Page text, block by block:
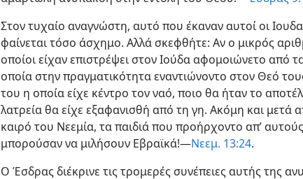
Στον τυχαίο αναγνώστη, αυτό που έκαναν αυτοί οι
φαίνεται τόσο άσχημο. Αλλά σκεφθήτε: Αν ο μικρός
οποίοι είχαν επιστρέψει στον Ιούδα αφομοιώνετο από
οποία στην πραγματικότητα εναντιώνοντο στον Θεό
του η οποία είχε κέντρο τον ναό, ποιο θα ήταν το
λατρεία θα είχε εξαφανισθή από τη γη. Ακόμη και μετά
καιρό του Νεεμία, τα παιδιά που προήρχοντο απ’
μπορούσαν να μιλήσουν Εβραϊκά!—Νεεμ. 13:24.
Ο Έσδρας διέκρινε τις τρομερές συνέπειες αυτής της